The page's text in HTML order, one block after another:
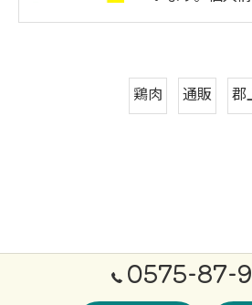
鶏肉 通販 郡
0575-87-